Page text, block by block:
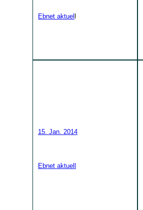
Ebnet aktuel
15. Jan. 2014
Ebnet aktuell